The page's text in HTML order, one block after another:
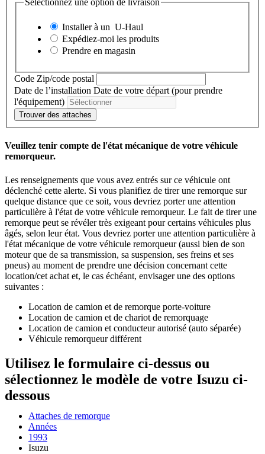
Sélectionnez une option de livraison
Installer à un U-Haul
Expédiez-moi les produits
Prendre en magasin
Code Zip/code postal
Date de l’installation Date de votre départ (pour prendre
l'équipement)
Trouver des attaches
Veuillez tenir compte de l'état mécanique de votre véhicule
remorqueur.
Les renseignements que vous avez entrés sur ce véhicule ont
déclenché cette alerte. Si vous planifiez de tirer une remorque sur
quelque distance que ce soit, vous devriez porter une attention
particulière à l'état de votre véhicule remorqueur. Le fait de tirer une
remorque peut se révéler très exigeant pour certains véhicules plus
âgés, selon leur état. Vous devriez porter une attention particulière à
l'état mécanique de votre véhicule remorqueur (aussi bien de son
moteur que de sa transmission, sa suspension, ses freins et ses
pneus) au moment de prendre une décision concernant cette
location/cet achat et, le cas échéant, envisager une des options
suivantes :
Location de camion et de remorque porte-voiture
Location de camion et de chariot de remorquage
Location de camion et conducteur autorisé (auto séparée)
Véhicule remorqueur différent
Utilisez le formulaire ci-dessus ou
sélectionnez le modèle de votre Isuzu ci-
dessous
Attaches de remorque
Années
1993
Isuzu